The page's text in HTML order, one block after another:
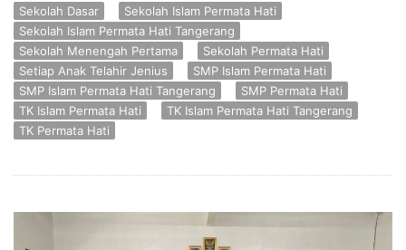
Sekolah Dasar
Sekolah Islam Permata Hati
Sekolah Islam Permata Hati Tangerang
Sekolah Menengah Pertama
Sekolah Permata Hati
Setiap Anak Telahir Jenius
SMP Islam Permata Hati
SMP Islam Permata Hati Tangerang
SMP Permata Hati
TK Islam Permata Hati
TK Islam Permata Hati Tangerang
TK Permata Hati